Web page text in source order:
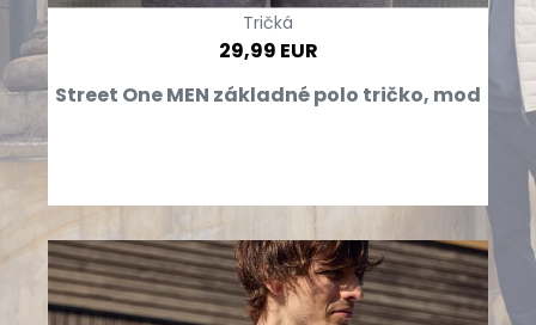
Tričká
29,99 EUR
Street One MEN základné polo tričko, mod